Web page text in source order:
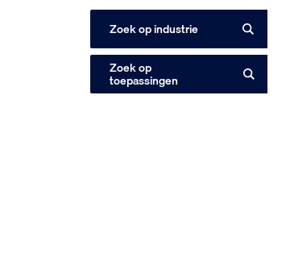
Zoek op industrie
Zoek op
toepassingen